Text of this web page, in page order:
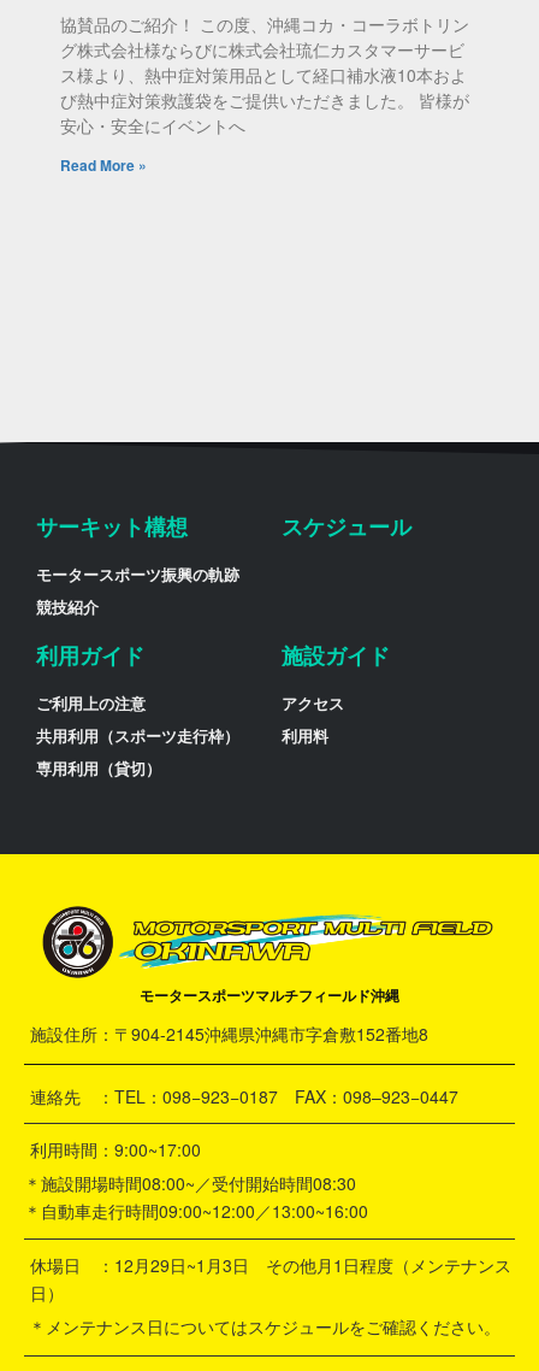
協賛品のご紹介！ この度、沖縄コカ・コーラボトリン
グ株式会社様ならびに株式会社琉仁カスタマーサービ
ス様より、熱中症対策用品として経口補水液10本およ
び熱中症対策救護袋をご提供いただきました。 皆様が
安心・安全にイベントへ
Read More »
サーキット構想
モータースポーツ振興の軌跡
競技紹介
スケジュール
利用ガイド
ご利用上の注意
共用利用（スポーツ走行枠）
専用利用（貸切）
施設ガイド
アクセス
利用料
モータースポーツマルチフィールド沖縄
施設住所：〒904-2145沖縄県沖縄市字倉敷152番地8
連絡先 ：TEL：098−923−0187 FAX：098–923−0447
利用時間：9:00~17:00
＊施設開場時間08:00~／受付開始時間08:30
＊自動車走行時間09:00~12:00／13:00~16:00
休場日 ：12月29日~1月3日 その他月1日程度（メンテナンス
日）
＊メンテナンス日についてはスケジュールをご確認ください。